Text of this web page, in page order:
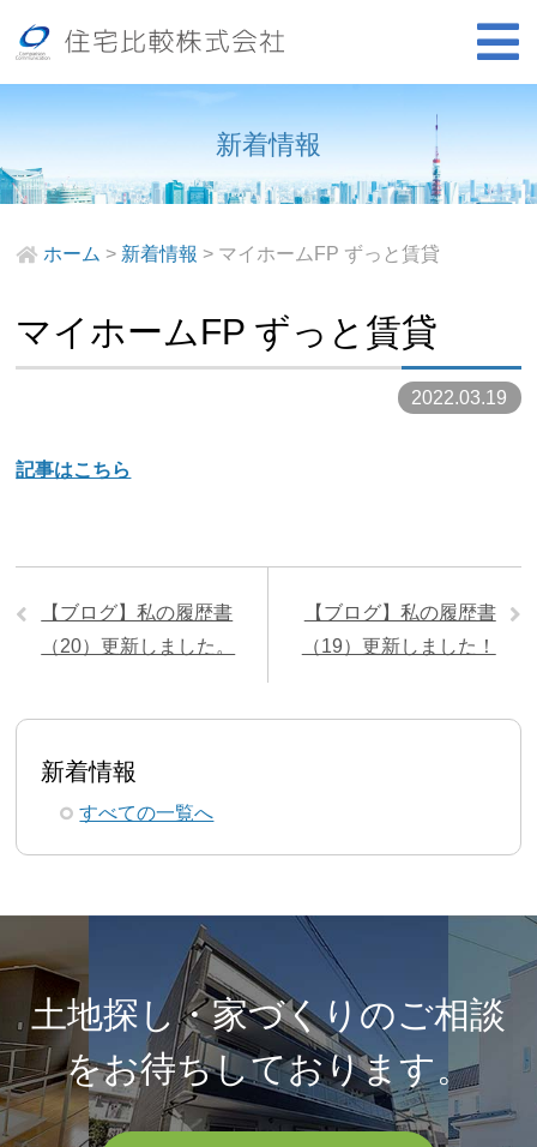
新着情報
ホーム > 新着情報 > マイホームFP ずっと賃貸
マイホームFP ずっと賃貸
2022.03.19
記事はこちら
【ブログ】私の履歴書
（20）更新しました。
【ブログ】私の履歴書
（19）更新しました！
新着情報
すべての一覧へ
土地探し・家づくりのご相談
をお待ちしております。